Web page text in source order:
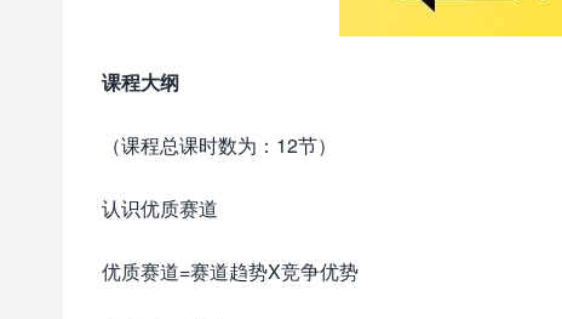
课程大纲
（课程总课时数为：12节）
认识优质赛道
优质赛道=赛道趋势X竞争优势